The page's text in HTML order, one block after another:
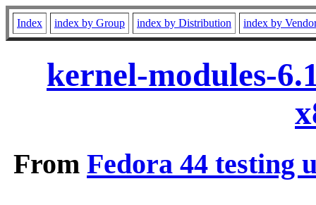
Index index by Group index by Distribution index by
kernel-modules-
From Fedora 44 testing